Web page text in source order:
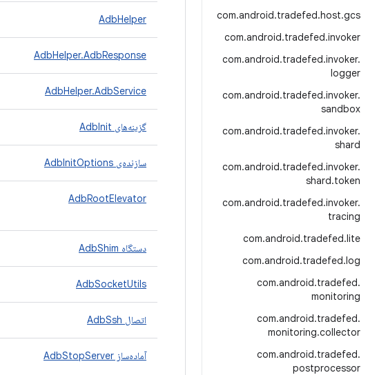
com.android.tradefed.host.gcs
com.android.tradefed.invoker
com.android.tradefed.invoker.
logger
com.android.tradefed.invoker.
sandbox
com.android.tradefed.invoker.
shard
com.android.tradefed.invoker.
shard.token
com.android.tradefed.invoker.
tracing
com.android.tradefed.lite
com.android.tradefed.log
com.android.tradefed.
monitoring
com.android.tradefed.
monitoring.collector
com.android.tradefed.
postprocessor
AdbHelper
AdbHelper.AdbResponse
AdbHelper.AdbService
گزینه‌های AdbInit
سازنده‌ی AdbInitOptions
AdbRootElevator
دستگاه AdbShim
AdbSocketUtils
اتصال AdbSsh
آماده‌ساز AdbStopServer